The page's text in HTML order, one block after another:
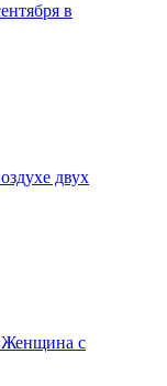
в
двух
с